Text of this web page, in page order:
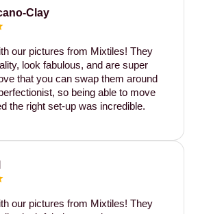
Clay
our pictures from Mixtiles! They
look fabulous, and are super
that you can swap them around
so being able to move
the right set-up was incredible.
our pictures from Mixtiles! They